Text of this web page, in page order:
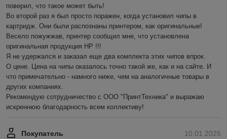
поверил, что такое может быть!
Во второй раз я был просто поражен, когда установил чипы в
картридж. Они были распознаны принтером, как оригинальные!
Весело пожужжав, принтер сообщил мне, что установлена
оригинальная продукция HP !!!
Я не удержался и заказал еще два комплекта этих чипов впрок.
О цене. Цена на чипы оказалось точно такой же, как и на сайте. И
что примечательно - намного ниже, чем на аналогичные товары в
других компаниях.
Рекомендую сотрудничество с ООО "ПринтТехника" и выражаю
искреннюю благодарность всем коллективу!
10.01.2025
Покупатель